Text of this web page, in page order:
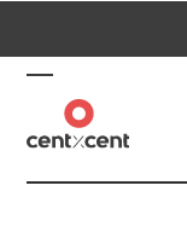
Open
mobile
menu
Close
mobile
menu